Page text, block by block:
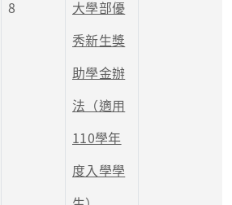
8
大學部優
秀新生獎
助學金辦
法（適用
110學年
度入學學